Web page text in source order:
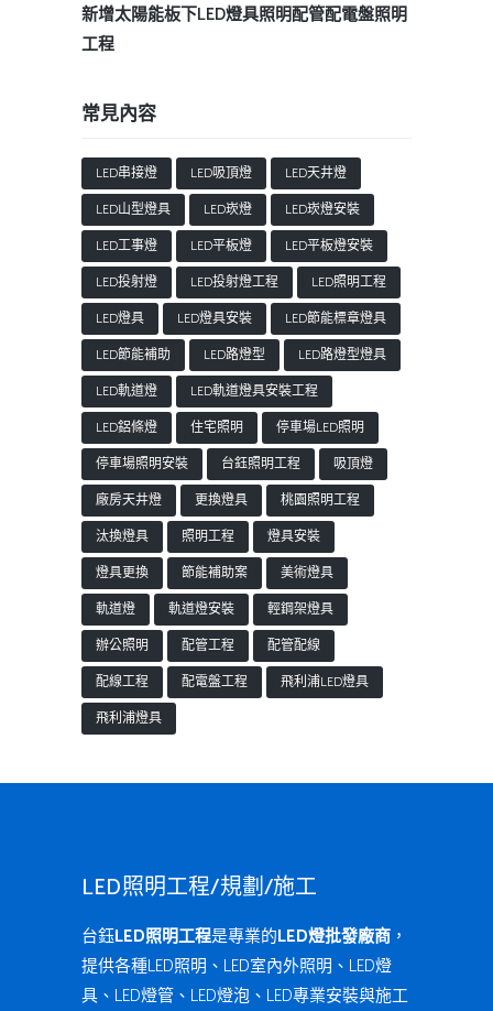
新增太陽能板下LED燈具照明配管配電盤照明
工程
常見內容
LED串接燈 LED吸頂燈
LED天井燈
LED山型燈具
LED崁燈
LED崁燈安裝
LED工事燈
LED平板燈
LED平板燈安裝
LED投射燈
LED投射燈工程
LED照明工程
LED燈具
LED燈具安裝
LED節能標章燈具
LED節能補助
LED路燈型
LED路燈型燈具
LED軌道燈
LED軌道燈具安裝工程
LED鋁條燈
住宅照明
停車場LED照明
停車場照明安裝
台鈺照明工程
吸頂燈
廠房天井燈
更換燈具
桃園照明工程
汰換燈具
照明工程
燈具安裝
燈具更換
節能補助案
美術燈具
軌道燈
軌道燈安裝
輕鋼架燈具
辦公照明
配管工程
配管配線
配線工程
配電盤工程
飛利浦LED燈具
飛利浦燈具
LED照明工程/規劃/施工
台鈺LED照明工程是專業的LED燈批發廠商 ，
提供各種LED照明、LED室內外照明、LED燈
具、LED燈管、LED燈泡、LED專業安裝與施工